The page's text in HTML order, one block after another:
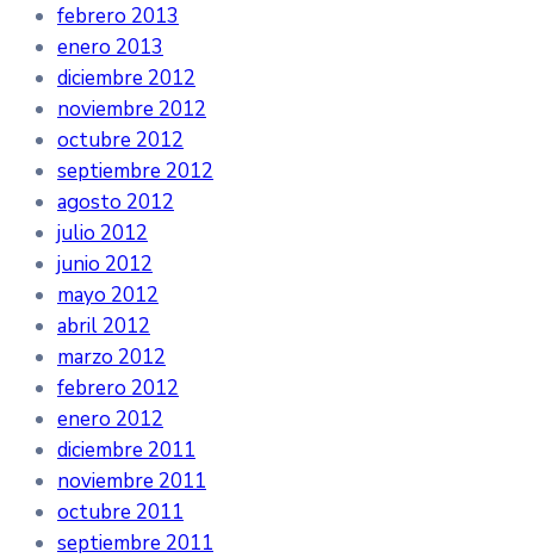
febrero 2013
enero 2013
diciembre 2012
noviembre 2012
octubre 2012
septiembre 2012
agosto 2012
julio 2012
junio 2012
mayo 2012
abril 2012
marzo 2012
febrero 2012
enero 2012
diciembre 2011
noviembre 2011
octubre 2011
septiembre 2011